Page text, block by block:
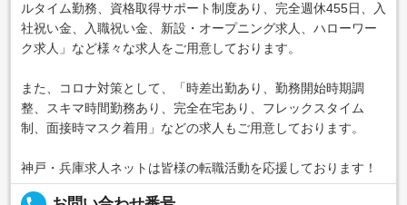
ルタイム勤務、資格取得サポート制度あり、完全週休455日、入
社祝い金、入職祝い金、新設・オープニング求人、ハローワー
ク求人」など様々な求人をご用意しております。
また、コロナ対策として、「時差出勤あり、勤務開始時期調
整、スキマ時間勤務あり、完全在宅あり、フレックスタイム
制、面接時マスク着用」などの求人もご用意しております。
神戸・兵庫求人ネットは皆様の転職活動を応援しております！